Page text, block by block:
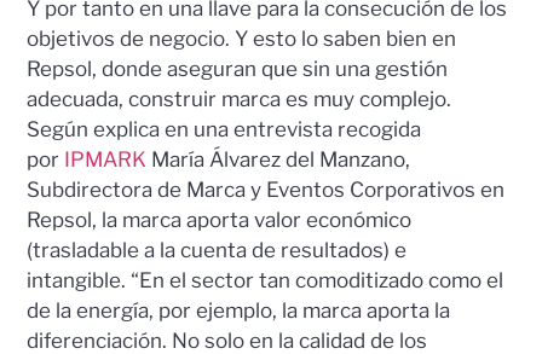
Y por tanto en una llave para la consecución de los
objetivos de negocio. Y esto lo saben bien en
Repsol, donde aseguran que sin una gestión
adecuada, construir marca es muy complejo.
Según explica en una entrevista recogida
por IPMARK María Álvarez del Manzano,
Subdirectora de Marca y Eventos Corporativos en
Repsol, la marca aporta valor económico
(trasladable a la cuenta de resultados) e
intangible. “En el sector tan comoditizado como el
de la energía, por ejemplo, la marca aporta la
diferenciación. No solo en la calidad de los